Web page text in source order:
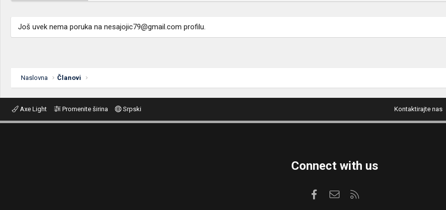
Još uvek nema poruka na nesajojic79@gmail.com profilu.
Naslovna Članovi
Axe Light Promenite širina Srpski Kontaktirajte nas
Connect with us
FacebookKontaktirajte nas